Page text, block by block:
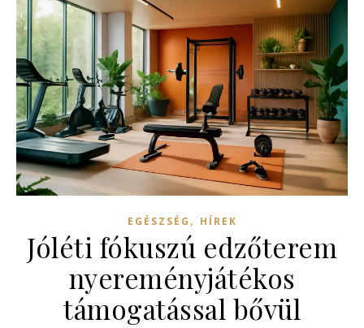
EGÉSZSÉG , HÍREK
Jóléti fókuszú edzőterem
nyereményjátékos
támogatással bővül